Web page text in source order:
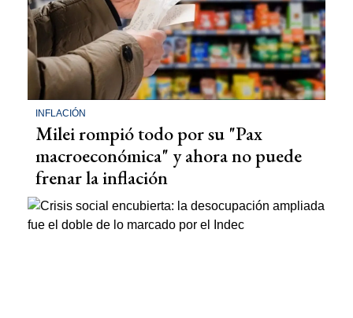
INFLACIÓN
Milei rompió todo por su "Pax
macroeconómica" y ahora no puede
frenar la inflación